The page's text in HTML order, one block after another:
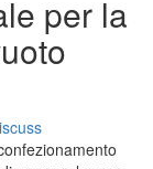
per la